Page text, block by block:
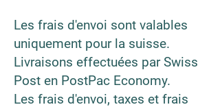
Les frais d'envoi sont valables
uniquement pour la suisse.
Livraisons effectuées par Swiss
Post en PostPac Economy.
Les frais d'envoi, taxes et frais